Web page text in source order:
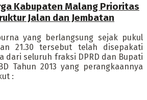
Kabupaten Malang Prioritas
Jalan dan Jembatan
yang berlangsung sejak pukul
21.30 tersebut telah disepakati
dari seluruh fraksi DPRD dan Bupati
Tahun 2013 yang perangkaannya
: